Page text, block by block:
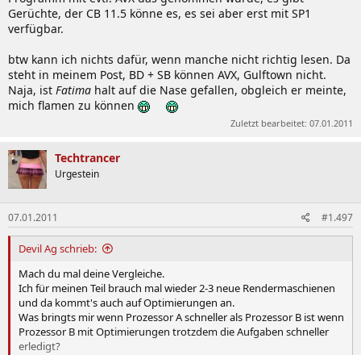
Gerüchte, der CB 11.5 könne es, es sei aber erst mit SP1
verfügbar.
btw kann ich nichts dafür, wenn manche nicht richtig lesen. Da
steht in meinem Post, BD + SB können AVX, Gulftown nicht.
Naja, ist Fatima halt auf die Nase gefallen, obgleich er meinte,
mich flamen zu können
Zuletzt bearbeitet: 07.01.2011
Techtrancer
Urgestein
07.01.2011 #1.497
Devil Ag schrieb:
Mach du mal deine Vergleiche.
Ich für meinen Teil brauch mal wieder 2-3 neue Rendermaschienen
und da kommt's auch auf Optimierungen an.
Was bringts mir wenn Prozessor A schneller als Prozessor B ist wenn
Prozessor B mit Optimierungen trotzdem die Aufgaben schneller
erledigt?